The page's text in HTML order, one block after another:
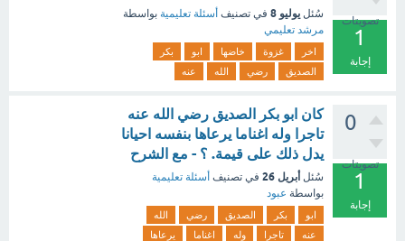
تصويتات
1
إجابة
سُئل يوليو 8 في تصنيف أسئلة تعليمية بواسطة
مرشد تعليمي
اخر غزوة خاضها ابو
بكر
الصديق
رضي الله عنه
0
تصويتات
1
إجابة
كان ابو بكر الصديق رضي الله عنه
تاجرا وله اغناما يرعاها بنفسه احيانا
يدل ذلك على قيمة. ؟ - مع الشرح
سُئل أبريل 26 في تصنيف أسئلة تعليمية
بواسطة عبود
ابو بكر الصديق رضي
الله
عنه
تاجرا وله اغناما
يرعاها